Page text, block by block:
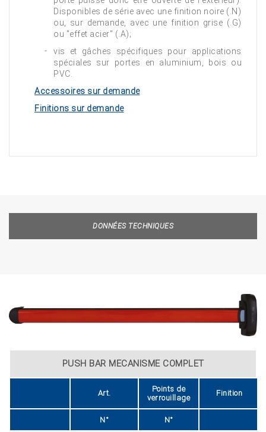
Disponibles de série avec une finition noire (.N)
ou, sur demande, avec une finition grise (.G)
ou "effet acier" (.A);
vis et gâches spécifiques pour applications
spéciales sur portes en aluminium, bois ou
PVC.
Accessoires sur demande
Finitions sur demande
DONNÉES TECHNIQUES
PUSH BAR MECANISME COMPLET
Art.
Points de
verrouillage
Finition
N° N°